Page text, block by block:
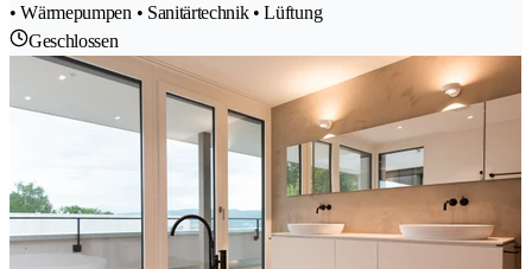
• Wärmepumpen • Sanitärtechnik • Lüftung
Geschlossen